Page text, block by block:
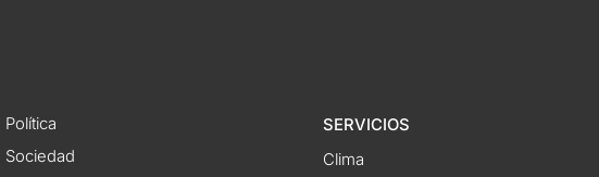
Política
Sociedad
SERVICIOS
Clima